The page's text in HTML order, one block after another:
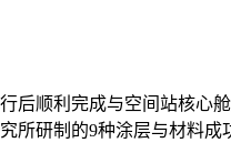
顺利完成与空间站核心
研制的9种涂层与材料